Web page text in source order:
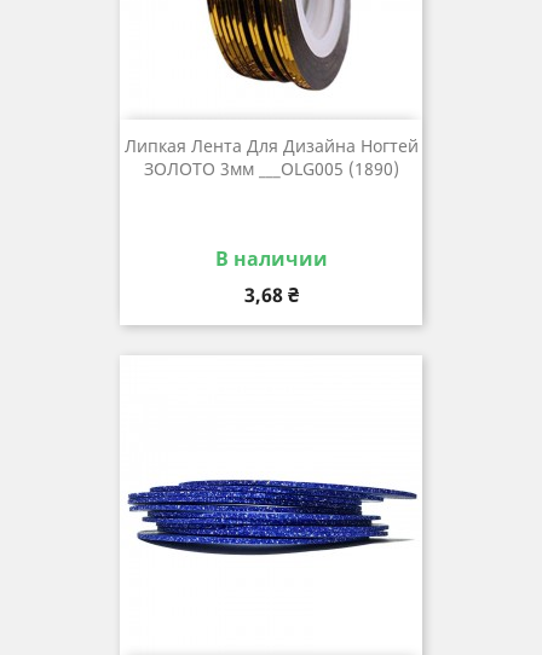
Липкая Лента Для Дизайна Ногтей
ЗОЛОТО 3мм ___OLG005 (1890)
В наличии
Цена
3,68 ₴